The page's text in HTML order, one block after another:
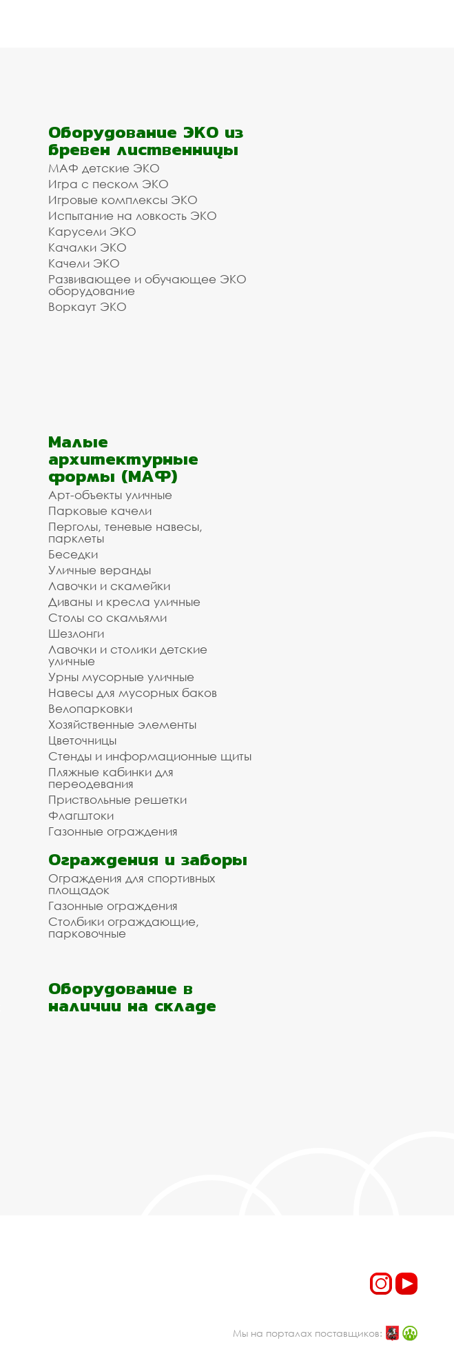
Оборудование ЭКО из
бревен лиственницы
МАФ детские ЭКО
Игра с песком ЭКО
Игровые комплексы ЭКО
Испытание на ловкость ЭКО
Карусели ЭКО
Качалки ЭКО
Качели ЭКО
Развивающее и обучающее ЭКО
оборудование
Воркаут ЭКО
Малые
архитектурные
формы (МАФ)
Арт-объекты уличные
Парковые качели
Перголы, теневые навесы,
парклеты
Беседки
Уличные веранды
Лавочки и скамейки
Диваны и кресла уличные
Столы со скамьями
Шезлонги
Лавочки и столики детские
уличные
Урны мусорные уличные
Навесы для мусорных баков
Велопарковки
Хозяйственные элементы
Цветочницы
Стенды и информационные щиты
Пляжные кабинки для
переодевания
Приствольные решетки
Флагштоки
Газонные ограждения
Ограждения и заборы
Ограждения для спортивных
площадок
Газонные ограждения
Столбики ограждающие,
парковочные
Оборудование в
наличии на складе
Мы на порталах поставщиков: